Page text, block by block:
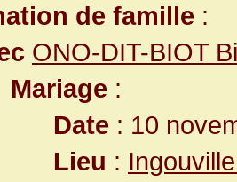
de famille :
ONO-DIT-BIOT
Mariage :
Date : 10
Lieu :